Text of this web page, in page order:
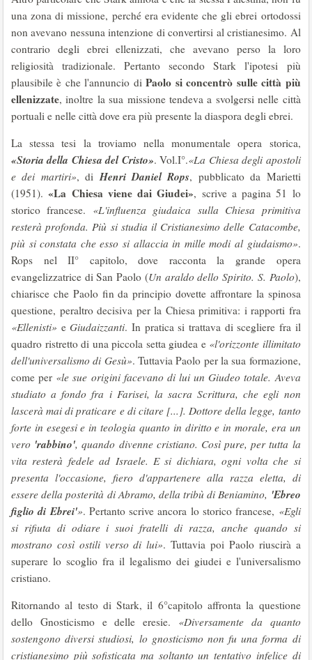
una zona di missione, perché era evidente che gli ebrei ortodossi
non avevano nessuna intenzione di convertirsi al cristianesimo. Al
contrario degli ebrei ellenizzati, che avevano perso la loro
religiosità tradizionale. Pertanto secondo Stark l'ipotesi più
plausibile è che l'annuncio diPaolo si concentrò sulle città più
ellenizzate, inoltre la sua missione tendeva a svolgersi nelle città
portuali e nelle città dove era più presente la diaspora degli ebrei.
La stessa tesi la troviamo nella monumentale opera storica,
«Storia della Chiesa del Cristo». Vol.I°.«La Chiesa degli apostoli
e dei martiri», diHenri Daniel Rops, pubblicato da Marietti
(1951).«La Chiesa viene dai Giudei», scrive a pagina 51 lo
storico francese. «L'influenza giudaica sulla Chiesa primitiva
resterà profonda. Più si studia il Cristianesimo delle Catacombe,
più si constata che esso si allaccia in mille modi al giudaismo».
Rops nel II° capitolo, dove racconta la grande opera
evangelizzatrice di San Paolo (Un araldo dello Spirito. S. Paolo),
chiarisce che Paolo fin da principio dovette affrontare la spinosa
questione, peraltro decisiva per la Chiesa primitiva: i rapporti fra
«Ellenisti» eGiudaizzanti. In pratica si trattava di scegliere fra il
quadro ristretto di una piccola setta giudea e«l'orizzonte illimitato
dell'universalismo di Gesù». Tuttavia Paolo per la sua formazione,
come per «le sue origini facevano di lui un Giudeo totale. Aveva
studiato a fondo fra i Farisei, la sacra Scrittura, che egli non
lascerà mai di praticare e di citare [...]. Dottore della legge, tanto
forte in esegesi e in teologia quanto in diritto e in morale, era un
vero 'rabbino', quando divenne cristiano. Così pure, per tutta la
vita resterà fedele ad Israele. E si dichiara, ogni volta che si
presenta l'occasione, fiero d'appartenere alla razza eletta, di
essere della posterità di Abramo, della tribù di Beniamino, 'Ebreo
figlio di Ebrei'». Pertanto scrive ancora lo storico francese, «Egli
si rifiuta di odiare i suoi fratelli di razza, anche quando si
mostrano così ostili verso di lui». Tuttavia poi Paolo riuscirà a
superare lo scoglio fra il legalismo dei giudei e l'universalismo
cristiano.
Ritornando al testo di Stark, il 6°capitolo affronta la questione
dello Gnosticismo e delle eresie. «Diversamente da quanto
sostengono diversi studiosi, lo gnosticismo non fu una forma di
cristianesimo più sofisticata ma soltanto un tentativo infelice di